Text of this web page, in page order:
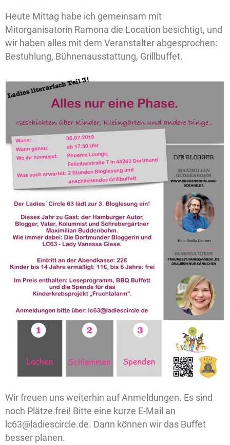
Heute Mittag habe ich gemeinsam mit
Mitorganisatorin Ramona die Location besichtigt, und
wir haben alles mit dem Veranstalter abgesprochen:
Bestuhlung, Bühnenausstattung, Grillbuffet.
Wir freuen uns weiterhin auf Anmeldungen. Es sind
noch Plätze frei! Bitte eine kurze E-Mail an
lc63@ladiescircle.de. Dann können wir das Buffet
besser planen.